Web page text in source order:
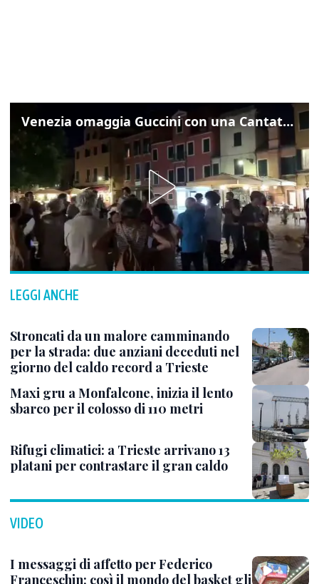
Venezia omaggia Guccini con una Cantata Anarchica in campo Santa Margherita
LEGGI ANCHE
Stroncati da un malore camminando
per la strada: due anziani deceduti nel
giorno del caldo record a Trieste
Maxi gru a Monfalcone, inizia il lento
sbarco per il colosso di 110 metri
Rifugi climatici: a Trieste arrivano 13
platani per contrastare il gran caldo
VIDEO
I messaggi di affetto per Federico
Franceschin: così il mondo del basket gli